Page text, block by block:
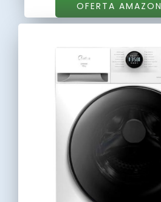
OFERTA AMAZON